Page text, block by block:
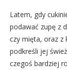
Latem, gdy
podawać zupę z
czy mięta, oraz z
podkreśli jej
czegoś bardziej